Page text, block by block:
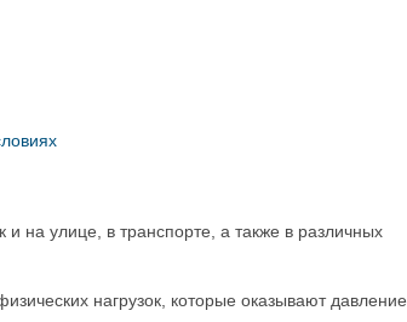
на улице, в транспорте, а также в различных
нагрузок, которые оказывают